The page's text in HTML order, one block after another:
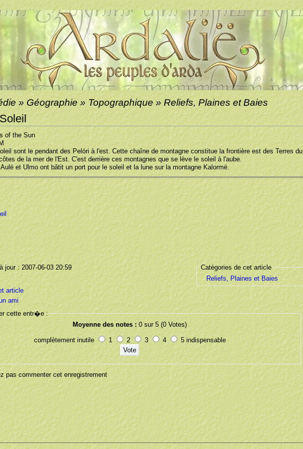
» Géographie » Topographique » Reliefs, Plaines et Baies
of the Sun
sont le pendant des Pelóri à l'est. Cette chaîne de montagne constitue la frontière est des Terres du
de la mer de l'Est. C'est derrière ces montagnes que se lève le soleil à l'aube.
et Ulmo ont bâtit un port pour le soleil et la lune sur la montagne Kalormë.
Catégories de cet article
Reliefs, Plaines et Baies
jour : 2007-06-03 20:59
article
ami
cette entr�e :
Moyenne des notes : 0 sur 5 (0 Votes)
complètement inutile 1 2 3 4 5 indispensable
pas commenter cet enregistrement